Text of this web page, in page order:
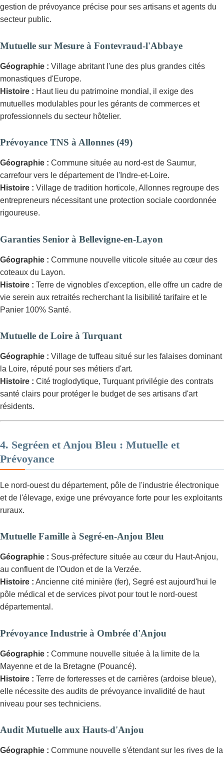
gestion de prévoyance précise pour ses artisans et agents du
secteur public.
Mutuelle sur Mesure à Fontevraud-l'Abbaye
Géographie : Village abritant l'une des plus grandes cités
monastiques d'Europe.
Histoire : Haut lieu du patrimoine mondial, il exige des
mutuelles modulables pour les gérants de commerces et
professionnels du secteur hôtelier.
Prévoyance TNS à Allonnes (49)
Géographie : Commune située au nord-est de Saumur,
carrefour vers le département de l'Indre-et-Loire.
Histoire : Village de tradition horticole, Allonnes regroupe des
entrepreneurs nécessitant une protection sociale coordonnée
rigoureuse.
Garanties Senior à Bellevigne-en-Layon
Géographie : Commune nouvelle viticole située au cœur des
coteaux du Layon.
Histoire : Terre de vignobles d'exception, elle offre un cadre de
vie serein aux retraités recherchant la lisibilité tarifaire et le
Panier 100% Santé.
Mutuelle de Loire à Turquant
Géographie : Village de tuffeau situé sur les falaises dominant
la Loire, réputé pour ses métiers d'art.
Histoire : Cité troglodytique, Turquant privilégie des contrats
santé clairs pour protéger le budget de ses artisans d'art
résidents.
4. Segréen et Anjou Bleu : Mutuelle et
Prévoyance
Le nord-ouest du département, pôle de l'industrie électronique
et de l'élevage, exige une prévoyance forte pour les exploitants
ruraux.
Mutuelle Famille à Segré-en-Anjou Bleu
Géographie : Sous-préfecture située au cœur du Haut-Anjou,
au confluent de l'Oudon et de la Verzée.
Histoire : Ancienne cité minière (fer), Segré est aujourd'hui le
pôle médical et de services pivot pour tout le nord-ouest
départemental.
Prévoyance Industrie à Ombrée d'Anjou
Géographie : Commune nouvelle située à la limite de la
Mayenne et de la Bretagne (Pouancé).
Histoire : Terre de forteresses et de carrières (ardoise bleue),
elle nécessite des audits de prévoyance invalidité de haut
niveau pour ses techniciens.
Audit Mutuelle aux Hauts-d'Anjou
Géographie : Commune nouvelle s'étendant sur les rives de la